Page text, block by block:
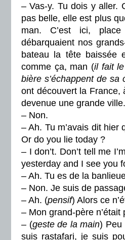
– Vas-y. Tu dois y aller.
pas belle, elle est plus
man. C’est ici,
débarquaient nos
bateau la tête baissée
comme ça, man (il fait
bière s’échappent de sa
ont découvert la France,
devenue une grande
– Non.
– Ah. Tu m’avais dit
Or do you lie today ?
– I don’t. Don’t tell me
yesterday and I see you
– Ah. Tu es de la
– Non. Je suis de
– Ah. (pensif) Alors ce
– Mon grand-père n’était
– (geste de la main) Peu
suis rastafari, je suis